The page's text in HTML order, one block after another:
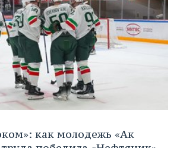
как молодежь «Ак